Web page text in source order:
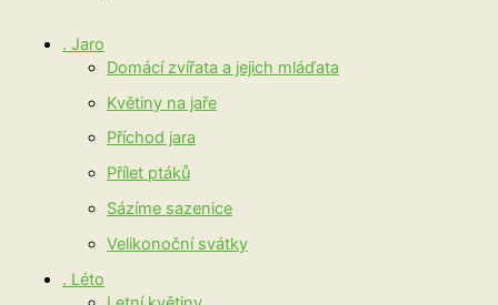
. Jaro
Domácí zvířata a jejich mláďata
Květiny na jaře
Příchod jara
Přílet ptáků
Sázíme sazenice
Velikonoční svátky
. Léto